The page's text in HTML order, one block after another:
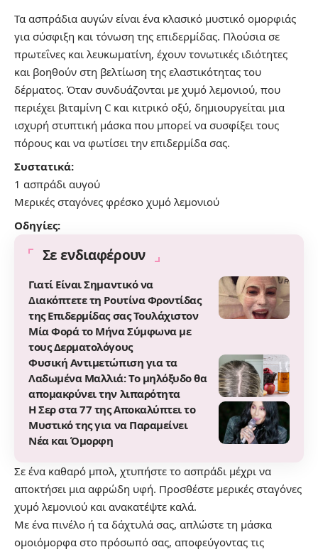
Τα ασπράδια αυγών είναι ένα κλασικό μυστικό ομορφιάς
για σύσφιξη και τόνωση της επιδερμίδας. Πλούσια σε
πρωτεΐνες και λευκωματίνη, έχουν τονωτικές ιδιότητες
και βοηθούν στη βελτίωση της ελαστικότητας του
δέρματος. Όταν συνδυάζονται με χυμό λεμονιού, που
περιέχει βιταμίνη C και κιτρικό οξύ, δημιουργείται μια
ισχυρή στυπτική μάσκα που μπορεί να συσφίξει τους
πόρους και να φωτίσει την επιδερμίδα σας.
Συστατικά:
1 ασπράδι αυγού
Μερικές σταγόνες φρέσκο χυμό λεμονιού
Οδηγίες:
Σε ενδιαφέρουν
Γιατί Είναι Σημαντικό να
Διακόπτετε τη Ρουτίνα Φροντίδας
της Επιδερμίδας σας Τουλάχιστον
Μία Φορά το Μήνα Σύμφωνα με
τους Δερματολόγους
Φυσική Αντιμετώπιση για τα
Λαδωμένα Μαλλιά: Το μηλόξυδο θα
απομακρύνει την λιπαρότητα
Η Σερ στα 77 της Αποκαλύπτει το
Μυστικό της για να Παραμείνει
Νέα και Όμορφη
Σε ένα καθαρό μπολ, χτυπήστε το ασπράδι μέχρι να
αποκτήσει μια αφρώδη υφή. Προσθέστε μερικές σταγόνες
χυμό λεμονιού και ανακατέψτε καλά.
Με ένα πινέλο ή τα δάχτυλά σας, απλώστε τη μάσκα
ομοιόμορφα στο πρόσωπό σας, αποφεύγοντας τις